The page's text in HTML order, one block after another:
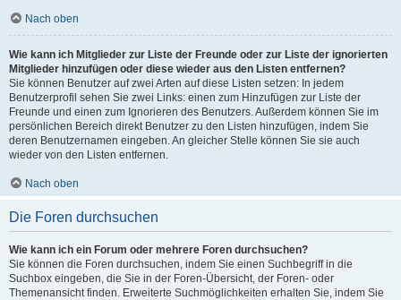
Nach oben
Wie kann ich Mitglieder zur Liste der Freunde oder zur Liste der ignorierten
Mitglieder hinzufügen oder diese wieder aus den Listen entfernen?
Sie können Benutzer auf zwei Arten auf diese Listen setzen: In jedem
Benutzerprofil sehen Sie zwei Links: einen zum Hinzufügen zur Liste der
Freunde und einen zum Ignorieren des Benutzers. Außerdem können Sie im
persönlichen Bereich direkt Benutzer zu den Listen hinzufügen, indem Sie
deren Benutzernamen eingeben. An gleicher Stelle können Sie sie auch
wieder von den Listen entfernen.
Nach oben
Die Foren durchsuchen
Wie kann ich ein Forum oder mehrere Foren durchsuchen?
Sie können die Foren durchsuchen, indem Sie einen Suchbegriff in die
Suchbox eingeben, die Sie in der Foren-Übersicht, der Foren- oder
Themenansicht finden. Erweiterte Suchmöglichkeiten erhalten Sie, indem Sie